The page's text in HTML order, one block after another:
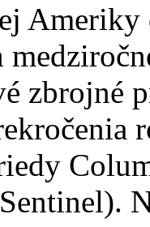
zbrojné